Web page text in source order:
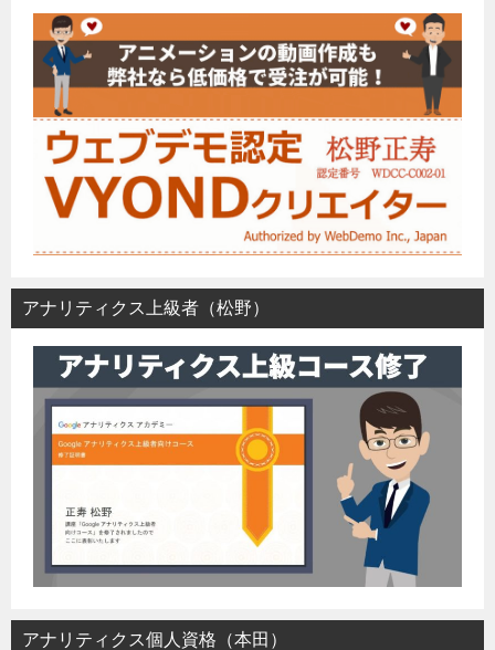
アナリティクス上級者（松野）
アナリティクス個人資格（本田）